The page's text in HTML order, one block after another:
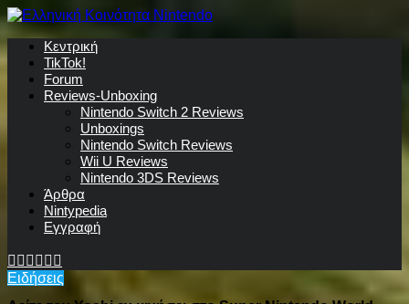
Κεντρική
TikTok!
Forum
Reviews-Unboxing
Nintendo Switch 2 Reviews
Unboxings
Nintendo Switch Reviews
Wii U Reviews
Nintendo 3DS Reviews
Άρθρα
Nintypedia
Εγγραφή
Ειδήσεις